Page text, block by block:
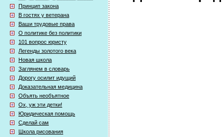
Принцип закона
В гостях у ветерана
Ваши трудовые права
О политике без политики
101 вопрос юристу
Легенды золотого века
Новая школа
Заглянем в словарь
Дорогу осилит идущий
Доказательная медицина
Объять необъятное
Ох, уж эти детки!
Юридическая помощь
Сделай сам
Школа рисования